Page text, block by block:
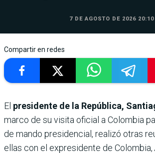
7 DE AGOSTO DE 2026 20:10
Compartir en redes
El presidente de la República,
marco de su visita oficial a Colombia
de mando presidencial, realizó otras
ellas con el expresidente de Colombia,